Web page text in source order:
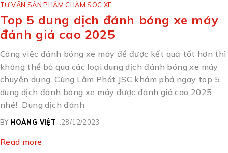
TƯ VẤN SẢN PHẨM CHĂM SÓC XE
Top 5 dung dịch đánh bóng xe máy
đánh giá cao 2025
Công việc đánh bóng xe máy để được kết quả tốt hơn thì
không thể bỏ qua các loại dung dịch đánh bóng xe máy
chuyên dụng. Cùng Lâm Phát JSC khám phá ngay top 5
dung dịch đánh bóng xe máy được đánh giá cao 2025
nhé! Dung dịch đánh
BY HOÀNG VIỆT 28/12/2023
Read more